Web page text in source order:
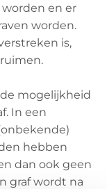
en er
worden.
is,
mogelijkheid
In een
hebben
dan ook geen
graf wordt na